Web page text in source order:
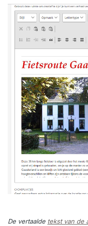
De vertaalde tekst van de